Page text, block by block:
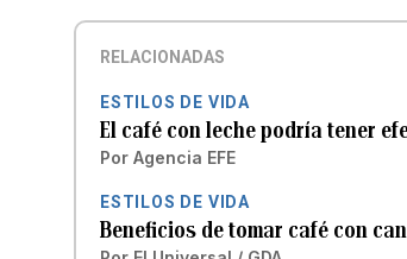
RELACIONADAS
ESTILOS DE VIDA
El café con leche podría tener
Por Agencia EFE
ESTILOS DE VIDA
Beneficios de tomar café con